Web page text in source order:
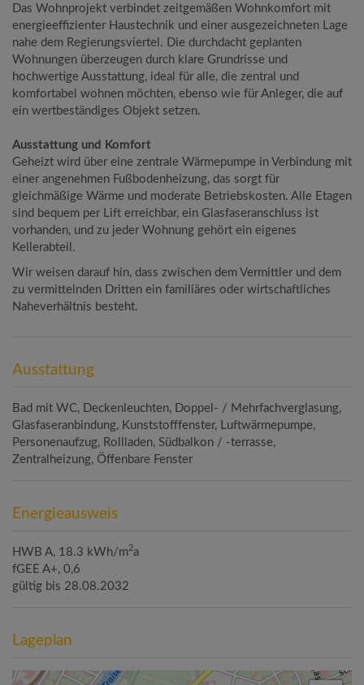
Das Wohnprojekt verbindet zeitgemäßen Wohnkomfort mit
energieeffizienter Haustechnik und einer ausgezeichneten Lage
nahe dem Regierungsviertel. Die durchdacht geplanten
Wohnungen überzeugen durch klare Grundrisse und
hochwertige Ausstattung, ideal für alle, die zentral und
komfortabel wohnen möchten, ebenso wie für Anleger, die auf
ein wertbeständiges Objekt setzen.
Ausstattung und Komfort
Geheizt wird über eine zentrale Wärmepumpe in Verbindung mit
einer angenehmen Fußbodenheizung, das sorgt für
gleichmäßige Wärme und moderate Betriebskosten. Alle Etagen
sind bequem per Lift erreichbar, ein Glasfaseranschluss ist
vorhanden, und zu jeder Wohnung gehört ein eigenes
Kellerabteil.
Wir weisen darauf hin, dass zwischen dem Vermittler und dem
zu vermittelnden Dritten ein familiäres oder wirtschaftliches
Naheverhältnis besteht.
Ausstattung
Bad mit WC Deckenleuchten
Doppel- / Mehrfachverglasung
Glasfaseranbindung
Kunststofffenster
Luftwärmepumpe
Personenaufzug
Rollladen Südbalkon / -terrasse
Zentralheizung Öffenbare Fenster
Energieausweis
HWB A, 18.3 kWh/m2a
fGEE A+, 0,6
gültig bis 28.08.2032
Lageplan